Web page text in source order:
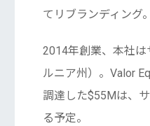
てリブランディング。
2014年創業、本社
ルニア州）。Valor
調達した$55Mは、
る予定。